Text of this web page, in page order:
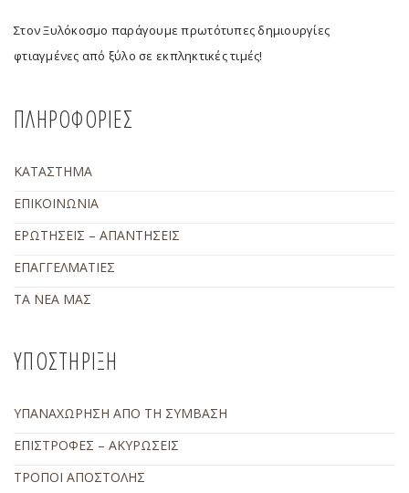
Στον Ξυλόκοσμο παράγουμε πρωτότυπες δημιουργίες
φτιαγμένες από ξύλο σε εκπληκτικές τιμές!
ΠΛΗΡΟΦΟΡΙΕΣ
ΚΑΤΑΣΤΗΜΑ
ΕΠΙΚΟΙΝΩΝΙΑ
ΕΡΩΤΗΣΕΙΣ – ΑΠΑΝΤΗΣΕΙΣ
ΕΠΑΓΓΕΛΜΑΤΙΕΣ
ΤΑ ΝΕΑ ΜΑΣ
ΥΠΟΣΤΗΡΙΞΗ
ΥΠΑΝΑΧΩΡΗΣΗ ΑΠΟ ΤΗ ΣΥΜΒΑΣΗ
ΕΠΙΣΤΡΟΦΕΣ – ΑΚΥΡΩΣΕΙΣ
ΤΡΟΠΟΙ ΑΠΟΣΤΟΛΗΣ